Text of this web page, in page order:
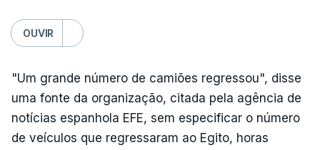
OUVIR
"Um grande número de camiões regressou", disse
uma fonte da organização, citada pela agência de
notícias espanhola EFE, sem especificar o número
de veículos que regressaram ao Egito, horas